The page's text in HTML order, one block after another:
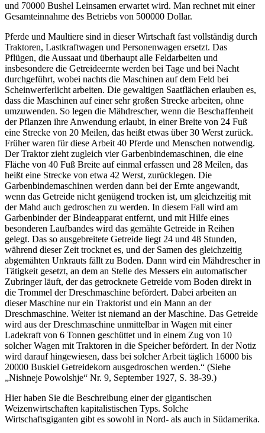
und 70000 Bushel Leinsamen erwartet wird. Man rechnet mit einer
Gesamteinnahme des Betriebs von 500000 Dollar.
Pferde und Maultiere sind in dieser Wirtschaft fast vollständig durch
Traktoren, Lastkraftwagen und Personenwagen ersetzt. Das
Pflügen, die Aussaat und überhaupt alle Feldarbeiten und
insbesondere die Getreideernte werden bei Tage und bei Nacht
durchgeführt, wobei nachts die Maschinen auf dem Feld bei
Scheinwerferlicht arbeiten. Die gewaltigen Saatflächen erlauben es,
dass die Maschinen auf einer sehr großen Strecke arbeiten, ohne
umzuwenden. So legen die Mähdrescher, wenn die Beschaffenheit
der Pflanzen ihre Anwendung erlaubt, in einer Breite von 24 Fuß
eine Strecke von 20 Meilen, das heißt etwas über 30 Werst zurück.
Früher waren für diese Arbeit 40 Pferde und Menschen notwendig.
Der Traktor zieht zugleich vier Garbenbindemaschinen, die eine
Fläche von 40 Fuß Breite auf einmal erfassen und 28 Meilen, das
heißt eine Strecke von etwa 42 Werst, zurücklegen. Die
Garbenbindemaschinen werden dann bei der Ernte angewandt,
wenn das Getreide nicht genügend trocken ist, um gleichzeitig mit
der Mahd auch gedroschen zu werden. In diesem Fall wird am
Garbenbinder der Bindeapparat entfernt, und mit Hilfe eines
besonderen Laufbandes wird das gemähte Getreide in Reihen
gelegt. Das so ausgebreitete Getreide liegt 24 und 48 Stunden,
während dieser Zeit trocknet es, und der Samen des gleichzeitig
abgemähten Unkrauts fällt zu Boden. Dann wird ein Mähdrescher in
Tätigkeit gesetzt, an dem an Stelle des Messers ein automatischer
Zubringer läuft, der das getrocknete Getreide vom Boden direkt in
die Trommel der Dreschmaschine befördert. Dabei arbeiten an
dieser Maschine nur ein Traktorist und ein Mann an der
Dreschmaschine. Weiter ist niemand an der Maschine. Das Getreide
wird aus der Dreschmaschine unmittelbar in Wagen mit einer
Ladekraft von 6 Tonnen geschüttet und in einem Zug von 10
solcher Wagen mit Traktoren in die Speicher befördert. In der Notiz
wird darauf hingewiesen, dass bei solcher Arbeit täglich 16000 bis
20000 Buskiel Getreidekorn ausgedroschen werden.“ (Siehe
„Nishneje Powolshje“ Nr. 9, September 1927, S. 38-39.)
Hier haben Sie die Beschreibung einer der gigantischen
Weizenwirtschaften kapitalistischen Typs. Solche
Wirtschaftsgiganten gibt es sowohl in Nord- als auch in Südamerika.